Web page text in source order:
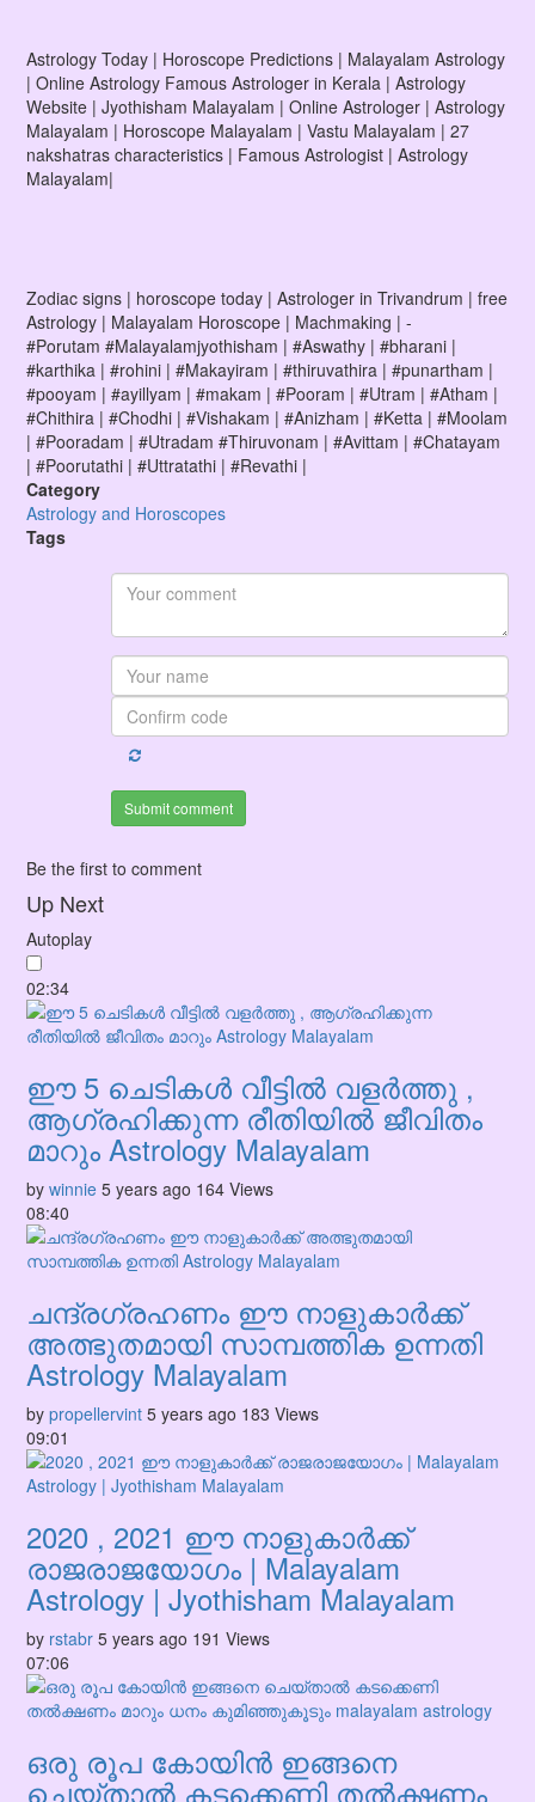
Astrology Today | Horoscope Predictions | Malayalam Astrology
| Online Astrology Famous Astrologer in Kerala | Astrology
Website | Jyothisham Malayalam | Online Astrologer | Astrology
Malayalam | Horoscope Malayalam | Vastu Malayalam | 27
nakshatras characteristics | Famous Astrologist | Astrology
Malayalam|
Zodiac signs | horoscope today | Astrologer in Trivandrum | free
Astrology | Malayalam Horoscope | Machmaking | -
#Porutam #Malayalamjyothisham | #Aswathy | #bharani |
#karthika | #rohini | #Makayiram | #thiruvathira | #punartham |
#pooyam | #ayillyam | #makam | #Pooram | #Utram | #Atham |
#Chithira | #Chodhi | #Vishakam | #Anizham | #Ketta | #Moolam
| #Pooradam | #Utradam #Thiruvonam | #Avittam | #Chatayam
| #Poorutathi | #Uttratathi | #Revathi |
Category
Astrology and Horoscopes
Tags
Submit comment
Be the first to comment
Up Next
Autoplay
02:34
ഈ 5 ചെടികൾ വീട്ടിൽ വളർത്തു ,
ആഗ്രഹിക്കുന്ന രീതിയിൽ ജീവിതം
മാറും Astrology Malayalam
by winnie 5 years ago 164 Views
08:40
ചന്ദ്രഗ്രഹണം ഈ നാളുകാർക്ക്
അത്ഭുതമായി സാമ്പത്തിക ഉന്നതി
Astrology Malayalam
by propellervint 5 years ago 183 Views
09:01
2020 , 2021 ഈ നാളുകാർക്ക്
രാജരാജയോഗം | Malayalam
Astrology | Jyothisham Malayalam
by rstabr 5 years ago 191 Views
07:06
ഒരു രൂപ കോയിൻ ഇങ്ങനെ
ചെയ്‌താൽ കടക്കെണി തൽക്ഷണം